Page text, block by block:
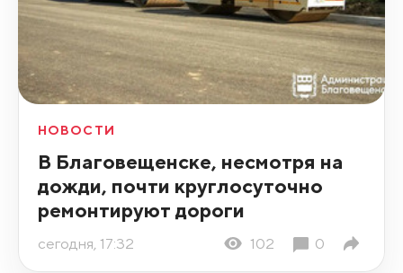
НОВОСТИ
В Благовещенске, несмотря на
дожди, почти круглосуточно
ремонтируют дороги
сегодня, 17:32 102 0